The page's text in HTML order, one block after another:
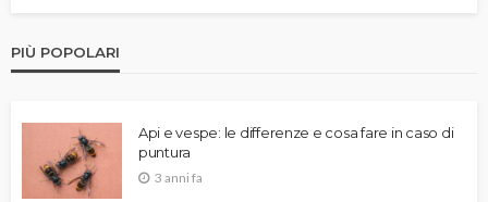
PIÙ POPOLARI
Api e vespe: le differenze e cosa fare in caso di
puntura
3 anni fa